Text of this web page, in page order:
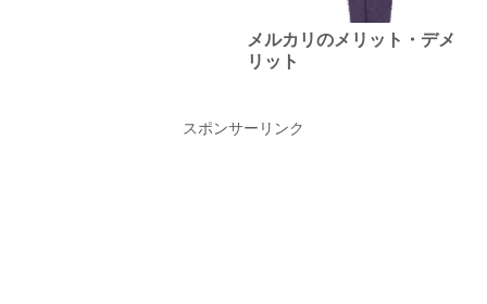
メルカリのメリット・デメ
リット
スポンサーリンク